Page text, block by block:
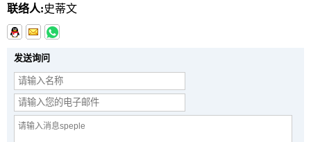
联络人:史蒂文
发送询问